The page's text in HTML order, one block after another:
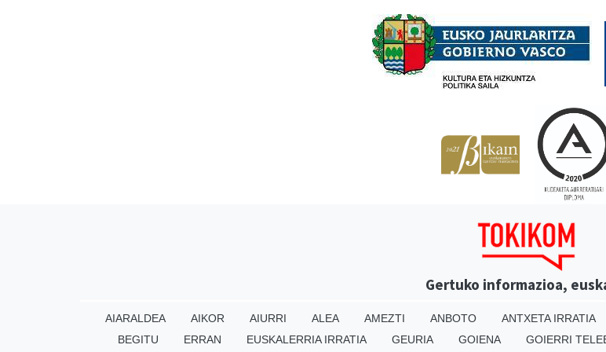
Gertuko informazioa,
AIARALDEA AIKOR AIURRI ALEA AMEZTI ANBOTO ANTXETA IRRATIA
BEGITU
ERRAN EUSKALERRIA IRRATIA GEURIA GOIENA GOIERRI